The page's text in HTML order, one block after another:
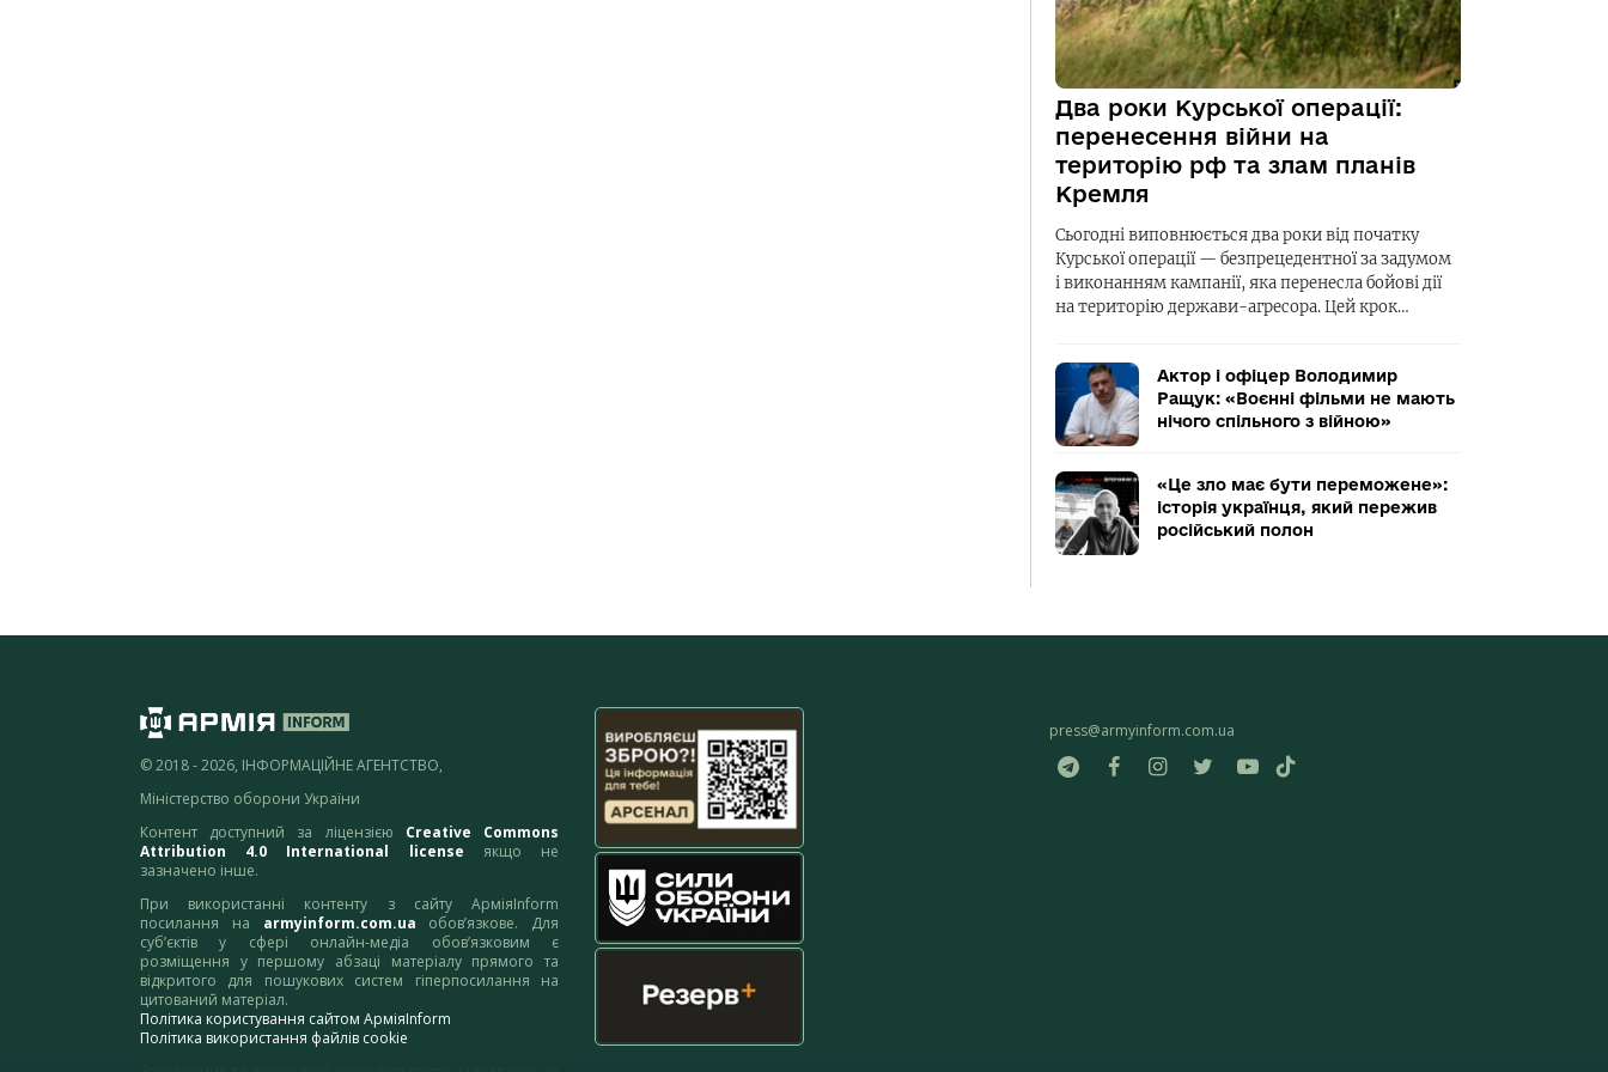
Два роки Курської операції:
перенесення війни на
територію рф та злам планів
Кремля
Сьогодні виповнюється два роки від початку
Курської операції — безпрецедентної за задумом
і виконанням кампанії, яка перенесла бойові дії
на територію держави-агресора. Цей крок…
Актор і офіцер Володимир
Ращук: «Воєнні фільми не мають
нічого спільного з війною»
«Це зло має бути переможене»:
історія українця, який пережив
російський полон
© 2018 - 2026, ІНФОРМАЦІЙНЕ АГЕНТСТВО,
Міністерство оборони України
Контент доступний за ліцензією Creative Commons
Attribution 4.0 International license якщо не
зазначено інше.
При використанні контенту з сайту АрміяInform
посилання на armyinform.com.ua обов’язкове. Для
суб’єктів у сфері онлайн-медіа обов’язковим є
розміщення у першому абзаці матеріалу прямого та
відкритого для пошукових систем гіперпосилання на
цитований матеріал.
Політика користування сайтом АрміяInform
Політика використання файлів cookie
press@armyinform.com.ua